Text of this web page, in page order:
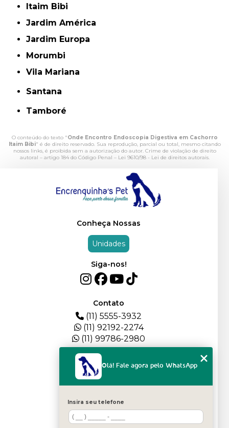
Itaim Bibi
Jardim América
Jardim Europa
Morumbi
Vila Mariana
Santana
Tamboré
O conteúdo do texto "Onde Encontro Endoscopia Digestiva em Cachorro
Itaim Bibi" é de direito reservado. Sua reprodução, parcial ou total, mesmo citando
nossos links, é proibida sem a autorização do autor. Crime de violação de direito
autoral – artigo 184 do Código Penal – Lei 9610/98 - Lei de direitos autorais.
Conheça Nossas
Unidades
Siga-nos!
Contato
(11) 5555-3932
(11) 92192-2274
(11) 99786-2980
QUEM SOMOS
BLOG
Olá! Fale agora pelo WhatsApp
Insira seu telefone